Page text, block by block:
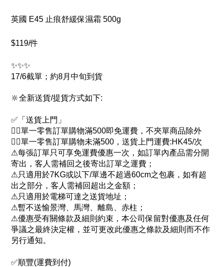
英國 E45 止痕舒緩保濕霜 500g
$119/件
✨✨✨
17/6截單；約8月中旬到貨
🔆全新送貨/提貨方式如下:
✅「送貨上門」
👉🏻單一零售訂單購物滿500即免運費，不夾單商品除外
👉🏻單一零售訂單購物未滿500，送貨上門運費:HK45/次
⚠每張訂單只可享免運費優惠一次，如訂單內產品需分開
寄出，客人需補回之後寄出訂單之運費；
⚠只適用於7KG或以下/單邊不超過60cm之包裹，如有超
出之部分，客人需補回超出之金額；
⚠只適用於電梯可達之送貨地址；
⚠暫不送愉景灣、馬灣、離島、赤柱；
⚠優惠受有關條款及細則約束，本公司保留對優惠及任何
爭議之最終決定權，並可更改此優惠之條款及細則而不作
另行通知。
✅順豐(運費到付)